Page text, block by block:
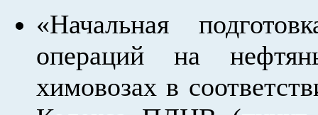
«Начальная
операций на
химовозах в